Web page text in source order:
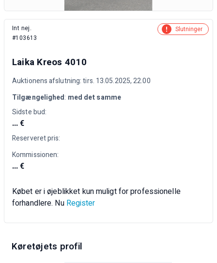
Int nej.
#103613
Slutninger
Laika Kreos 4010
Auktionens afslutning: tirs. 13.05.2025, 22.00
Tilgængelighed: med det samme
Sidste bud:
... €
Reserveret pris:
Kommissionen:
... €
Købet er i øjeblikket kun muligt for professionelle
forhandlere. Nu Register
Køretøjets profil